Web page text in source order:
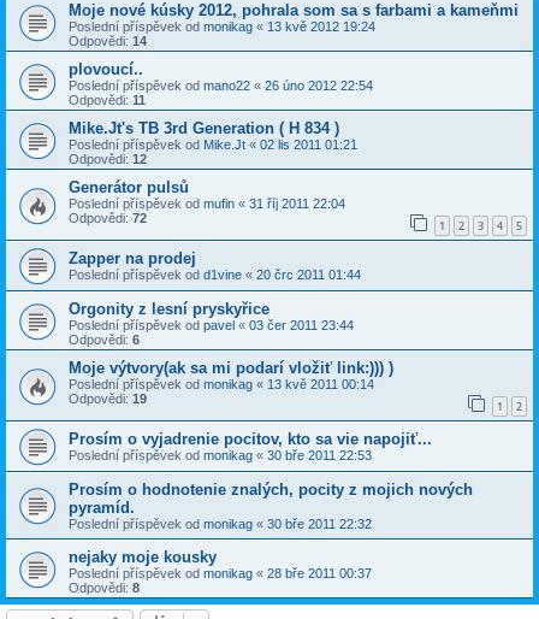
Moje nové kúsky 2012, pohrala som sa s farbami a kameňmi
Poslední příspěvek od monikag « 13 kvě 2012 19:24
Odpovědi: 14
plovoucí..
Poslední příspěvek od mano22 « 26 úno 2012 22:54
Odpovědi: 11
Mike.Jt's TB 3rd Generation ( H 834 )
Poslední příspěvek od Mike.Jt « 02 lis 2011 01:21
Odpovědi: 12
Generátor pulsů
Poslední příspěvek od mufin « 31 říj 2011 22:04
Odpovědi: 72 1 2 3 4 5
Zapper na prodej
Poslední příspěvek od d1vine « 20 črc 2011 01:44
Orgonity z lesní pryskyřice
Poslední příspěvek od pavel « 03 čer 2011 23:44
Odpovědi: 6
Moje výtvory(ak sa mi podarí vložiť link:))) )
Poslední příspěvek od monikag « 13 kvě 2011 00:14
Odpovědi: 19 1 2
Prosím o vyjadrenie pocitov, kto sa vie napojiť...
Poslední příspěvek od monikag « 30 bře 2011 22:53
Prosím o hodnotenie znalých, pocity z mojich nových
pyramíd.
Poslední příspěvek od monikag « 30 bře 2011 22:32
nejaky moje kousky
Poslední příspěvek od monikag « 28 bře 2011 00:37
Odpovědi: 8